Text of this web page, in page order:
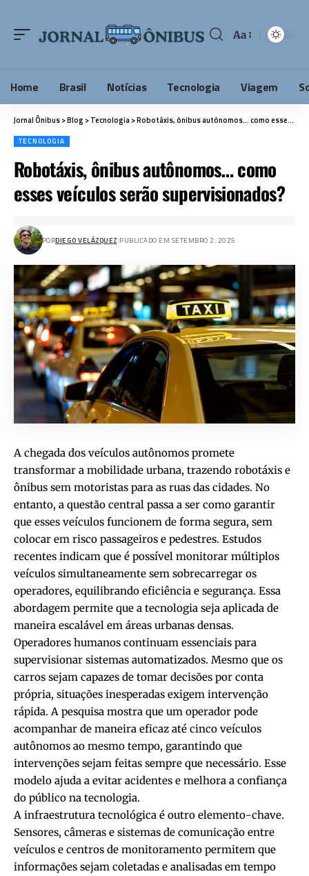
Aa
Home Brasil Notícias Tecnologia Viagem
Jornal Ônibus>Blog >Tecnologia>Robotáxis, ônibus autônomos… como esses veículos serão supervisionados?
TECNOLOGIA
Robotáxis, ônibus autônomos… como
esses veículos serão supervisionados?
PORDIEGO VELÁZQUEZ PUBLICADO EM SETEMBRO 2, 2025
A chegada dos veículos autônomos promete
transformar a mobilidade urbana, trazendo robotáxis e
ônibus sem motoristas para as ruas das cidades. No
entanto, a questão central passa a ser como garantir
que esses veículos funcionem de forma segura, sem
colocar em risco passageiros e pedestres. Estudos
recentes indicam que é possível monitorar múltiplos
veículos simultaneamente sem sobrecarregar os
operadores, equilibrando eficiência e segurança. Essa
abordagem permite que a tecnologia seja aplicada de
maneira escalável em áreas urbanas densas.
Operadores humanos continuam essenciais para
supervisionar sistemas automatizados. Mesmo que os
carros sejam capazes de tomar decisões por conta
própria, situações inesperadas exigem intervenção
rápida. A pesquisa mostra que um operador pode
acompanhar de maneira eficaz até cinco veículos
autônomos ao mesmo tempo, garantindo que
intervenções sejam feitas sempre que necessário. Esse
modelo ajuda a evitar acidentes e melhora a confiança
do público na tecnologia.
A infraestrutura tecnológica é outro elemento-chave.
Sensores, câmeras e sistemas de comunicação entre
veículos e centros de monitoramento permitem que
informações sejam coletadas e analisadas em tempo